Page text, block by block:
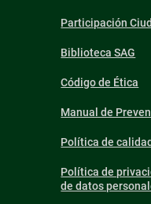
Participación
Biblioteca SAG
Código de Ética
Manual de
Política de
Política de
de datos